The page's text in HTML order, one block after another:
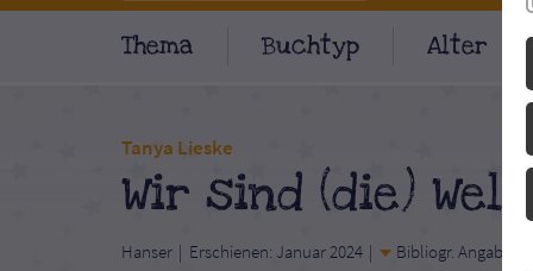
Thema Buchtyp Alter
Tanya Lieske
Wir sind (die)
Hanser Erschienen: Januar 2024 Bibliogr. Angaben